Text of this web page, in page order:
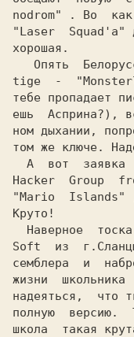
nodrom"
. Во
"Laser  Squad'a"
хорошая.
Опять
tige  -
тебе пропадает
ешь  Асприна?),
ном дыхании,
том же ключе.
А  вот
Hacker  Group
"Mario  Islands"
Круто!
Наверное
Soft
из
семблера  и
жизни  школьника
надеяться,  что
полную  версию.
школа  такая